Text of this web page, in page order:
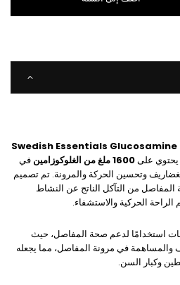
Swedish Essentials Glucosamine
على1600 ملغ من الغلوكوزامين
في
وتحسين الحركة والمرونة. تم تصميم
المفاصل من التآكل الناتج عن النشاط
الحركية والاستشفاء.
استخدامًا لدعم صحة المفاصل، حيث
في مرونة المفاصل، مما يجعله
وكبار السن.